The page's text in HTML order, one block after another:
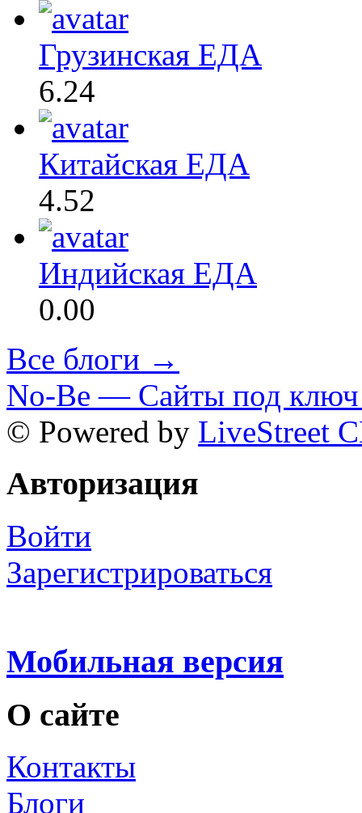
Грузинская ЕДА
6.24
Китайская ЕДА
4.52
Индийская ЕДА
0.00
Все блоги →
No-Be — Сайты под ключ
© Powered by LiveStreet
Авторизация
Войти
Зарегистрироваться
Мобильная версия
О сайте
Контакты
Блоги